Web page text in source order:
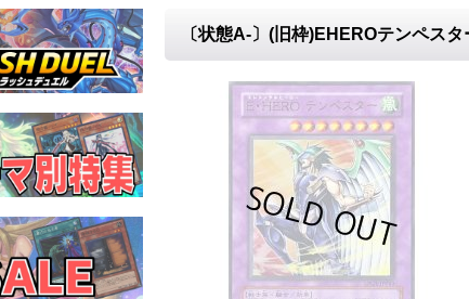
〔状態A-〕(旧枠)EHEROテンペス